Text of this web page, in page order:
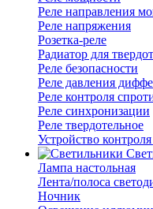
Реле направления
Реле напряжения
Розетка-реле
Радиатор для
Реле безопасности
Реле давления
Реле контроля
Реле синхронизации
Реле твердотельное
Устройство
Лампа настольная
Лента/полоса
Ночник